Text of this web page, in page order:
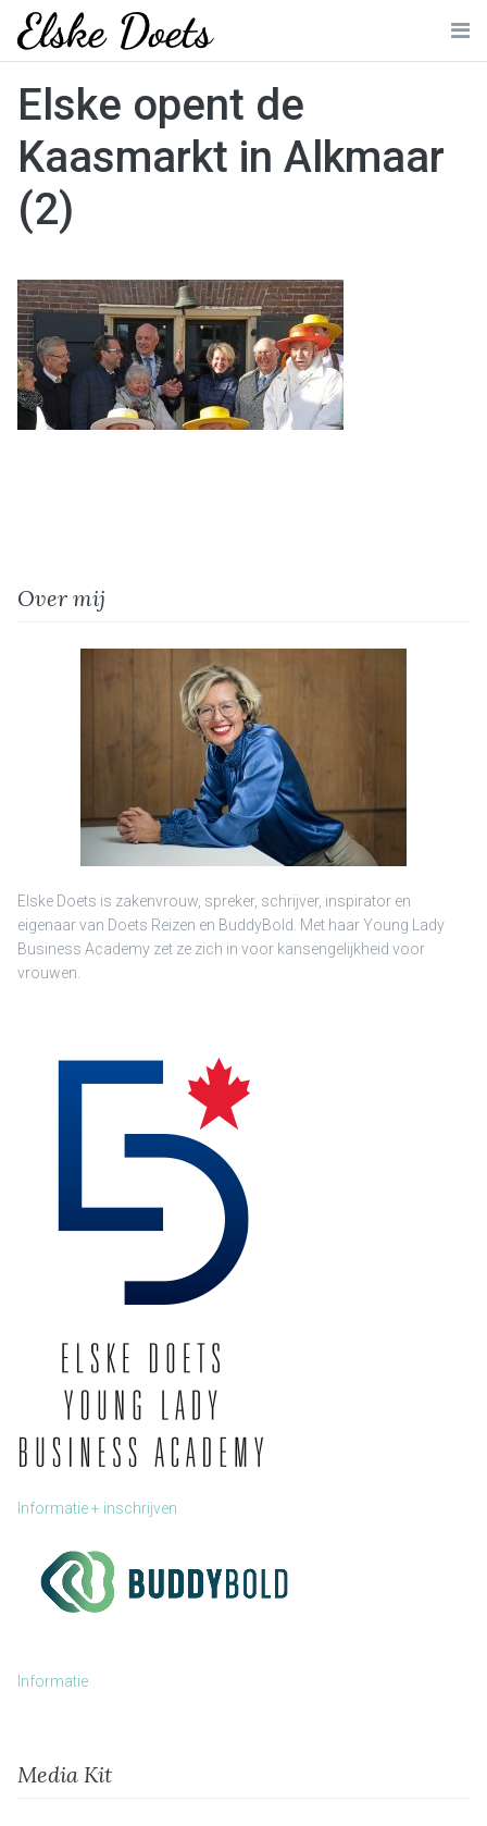
Skip
content
Elske opent de
Kaasmarkt in Alkmaar
(2)
Over mij
Elske Doets is zakenvrouw, spreker, schrijver, inspirator en
eigenaar van Doets Reizen en BuddyBold. Met haar Young Lady
Business Academy zet ze zich in voor kansengelijkheid voor
vrouwen.
Informatie + inschrijven
Informatie
Media Kit